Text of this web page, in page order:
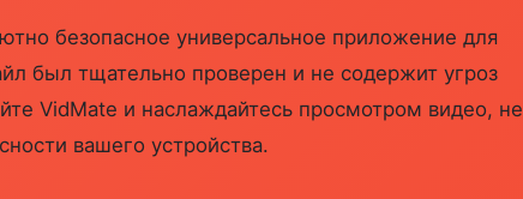
безопасное универсальное приложение для
был тщательно проверен и не содержит угроз
VidMate и наслаждайтесь просмотром видео, не
вашего устройства.